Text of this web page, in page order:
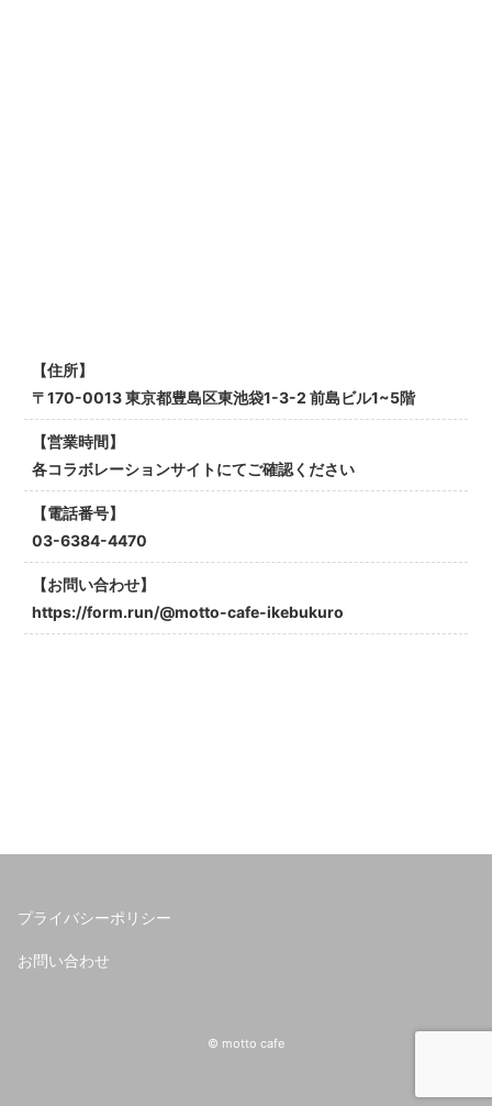
【住所】
〒170-0013 東京都豊島区東池袋1-3-2 前島ビル1~5階
【営業時間】
各コラボレーションサイトにてご確認ください
【電話番号】
03-6384-4470
【お問い合わせ】
https://form.run/@motto-cafe-ikebukuro
プライバシーポリシー
お問い合わせ
© motto cafe